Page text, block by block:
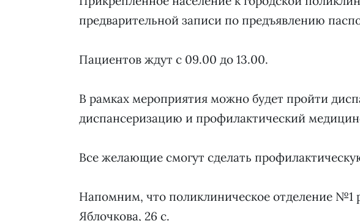
предварительной записи по предъявлению
Пациентов ждут с 09.00 до 13.00.
В рамках мероприятия можно будет пройти
диспансеризацию и профилактический
Все желающие смогут сделать
Напомним, что поликлиническое отделение №1
Яблочкова, 26 с.